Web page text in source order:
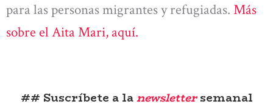
para las personas migrantes y refugiadas. Más
sobre el Aita Mari, aquí.
## Suscríbete a lanewslettersemanal